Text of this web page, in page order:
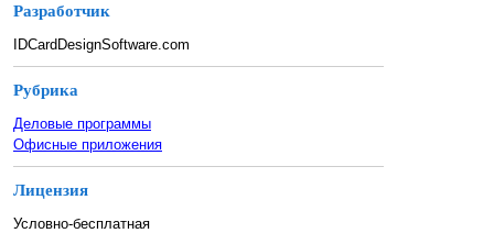
Разработчик
IDCardDesignSoftware.com
Рубрика
Деловые программы
Офисные приложения
Лицензия
Условно-бесплатная